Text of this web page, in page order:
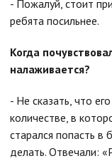
- Пожалуй, стоит
ребята посильнее.
Когда
налаживается?
- Не сказать, что
количестве, в
старался попасть в
делать. Отвечали: